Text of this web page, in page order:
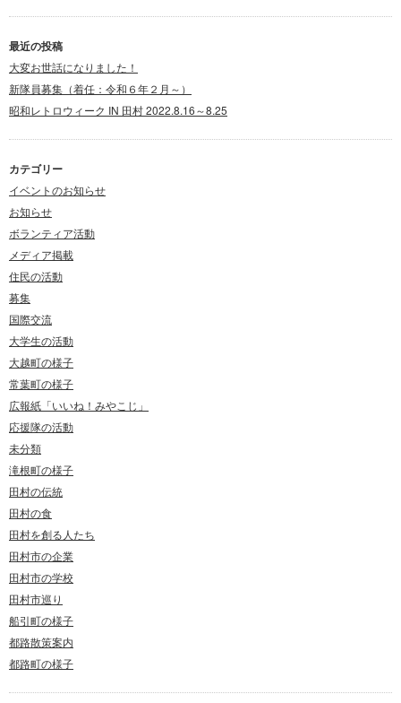
最近の投稿
大変お世話になりました！
新隊員募集（着任：令和６年２月～）
昭和レトロウィーク IN 田村 2022.8.16～8.25
カテゴリー
イベントのお知らせ
お知らせ
ボランティア活動
メディア掲載
住民の活動
募集
国際交流
大学生の活動
大越町の様子
常葉町の様子
広報紙「いいね！みやこじ」
応援隊の活動
未分類
滝根町の様子
田村の伝統
田村の食
田村を創る人たち
田村市の企業
田村市の学校
田村市巡り
船引町の様子
都路散策案内
都路町の様子